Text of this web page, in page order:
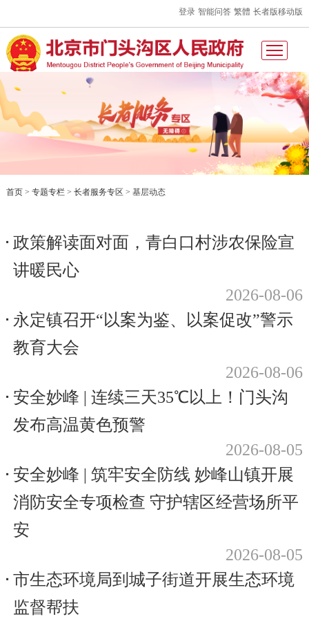
登录 智能问答 繁體 长者版移动版
首页> 专题专栏> 长者服务专区 > 基层动态
政策解读面对面，青白口村涉农保险宣
讲暖民心
2026-08-06
永定镇召开“以案为鉴、以案促改”警示
教育大会
2026-08-06
安全妙峰 | 连续三天35℃以上！门头沟
发布高温黄色预警
2026-08-05
安全妙峰 | 筑牢安全防线 妙峰山镇开展
消防安全专项检查 守护辖区经营场所平
安
2026-08-05
市生态环境局到城子街道开展生态环境
监督帮扶